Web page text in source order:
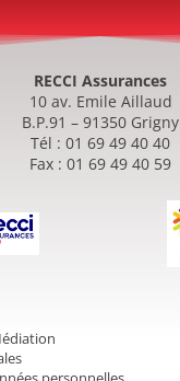
RECCI Assurances
10 av. Emile Aillaud
B.P.91 – 91350 Grigny
Tél : 01 69 49 40 40
Fax : 01 69 49 40 59